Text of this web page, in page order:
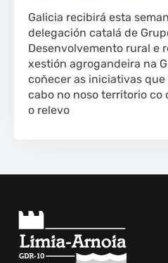
Galicia recibirá esta
delegación catalá de
Desenvolvemento rural e
xestión agrogandeira na
coñecer as iniciativas que
cabo no noso territorio
o relevo